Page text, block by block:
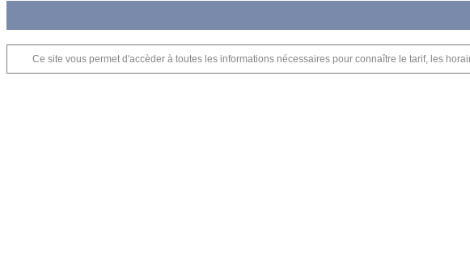
Ce site vous permet d'accèder à toutes les informations nécessaires pour connaître le tarif, les